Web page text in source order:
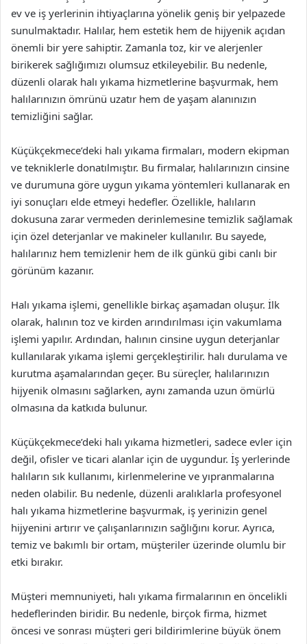
ev ve iş yerlerinin ihtiyaçlarına yönelik geniş bir yelpazede
sunulmaktadır. Halılar, hem estetik hem de hijyenik açıdan
önemli bir yere sahiptir. Zamanla toz, kir ve alerjenler
birikerek sağlığımızı olumsuz etkileyebilir. Bu nedenle,
düzenli olarak halı yıkama hizmetlerine başvurmak, hem
halılarınızın ömrünü uzatır hem de yaşam alanınızın
temizliğini sağlar.
Küçükçekmece’deki halı yıkama firmaları, modern ekipman
ve tekniklerle donatılmıştır. Bu firmalar, halılarınızın cinsine
ve durumuna göre uygun yıkama yöntemleri kullanarak en
iyi sonuçları elde etmeyi hedefler. Özellikle, halıların
dokusuna zarar vermeden derinlemesine temizlik sağlamak
için özel deterjanlar ve makineler kullanılır. Bu sayede,
halılarınız hem temizlenir hem de ilk günkü gibi canlı bir
görünüm kazanır.
Halı yıkama işlemi, genellikle birkaç aşamadan oluşur. İlk
olarak, halının toz ve kirden arındırılması için vakumlama
işlemi yapılır. Ardından, halının cinsine uygun deterjanlar
kullanılarak yıkama işlemi gerçekleştirilir. halı durulama ve
kurutma aşamalarından geçer. Bu süreçler, halılarınızın
hijyenik olmasını sağlarken, aynı zamanda uzun ömürlü
olmasına da katkıda bulunur.
Küçükçekmece’deki halı yıkama hizmetleri, sadece evler için
değil, ofisler ve ticari alanlar için de uygundur. İş yerlerinde
halıların sık kullanımı, kirlenmelerine ve yıpranmalarına
neden olabilir. Bu nedenle, düzenli aralıklarla profesyonel
halı yıkama hizmetlerine başvurmak, iş yerinizin genel
hijyenini artırır ve çalışanlarınızın sağlığını korur. Ayrıca,
temiz ve bakımlı bir ortam, müşteriler üzerinde olumlu bir
etki bırakır.
Müşteri memnuniyeti, halı yıkama firmalarının en öncelikli
hedeflerinden biridir. Bu nedenle, birçok firma, hizmet
öncesi ve sonrası müşteri geri bildirimlerine büyük önem